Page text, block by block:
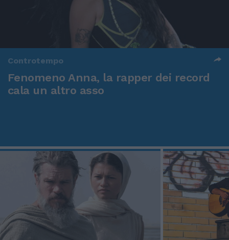
Controtempo
Fenomeno Anna, la rapper dei record
cala un altro asso